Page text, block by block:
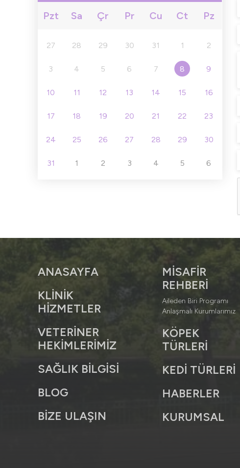
Pzt Sa Çr Pr Cu Ct Pz
27 28 29 30 31 1 2
3 4 5 6 7 8 9
10 11 12 13 14 15 16
17 18 19 20 21 22 23
24 25 26 27 28 29 30
31 1 2 3 4 5 6
ANASAYFA
KLİNİK
HİZMETLER
VETERİNER
HEKİMLERİMİZ
SAĞLIK BİLGİSİ
BLOG
BİZE ULAŞIN
MİSAFİR
REHBERİ
Aileden Biri Programı
Anlaşmalı Kurumlarımız
KÖPEK
TÜRLERİ
KEDİ TÜRLERİ
HABERLER
KURUMSAL